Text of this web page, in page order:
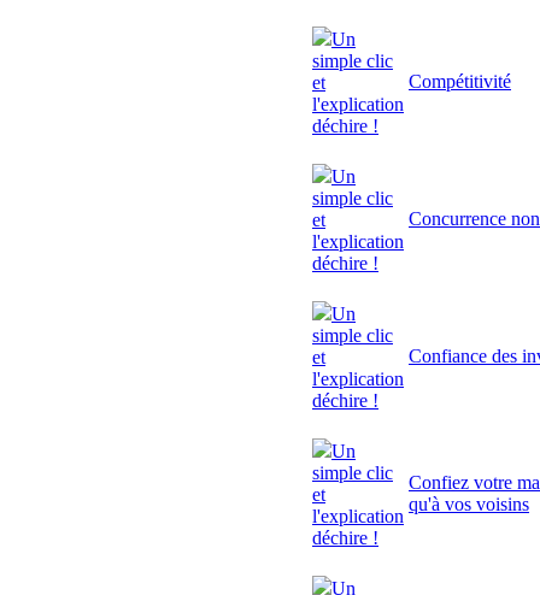
Un
simple clic
et
l'explication
déchire !
Compétitivité
Un
simple clic
et
l'explication
déchire !
Concurrence
Un
simple clic
et
l'explication
déchire !
Confiance des
Un
simple clic
et
l'explication
déchire !
Confiez votre
qu'à vos voisins
Un